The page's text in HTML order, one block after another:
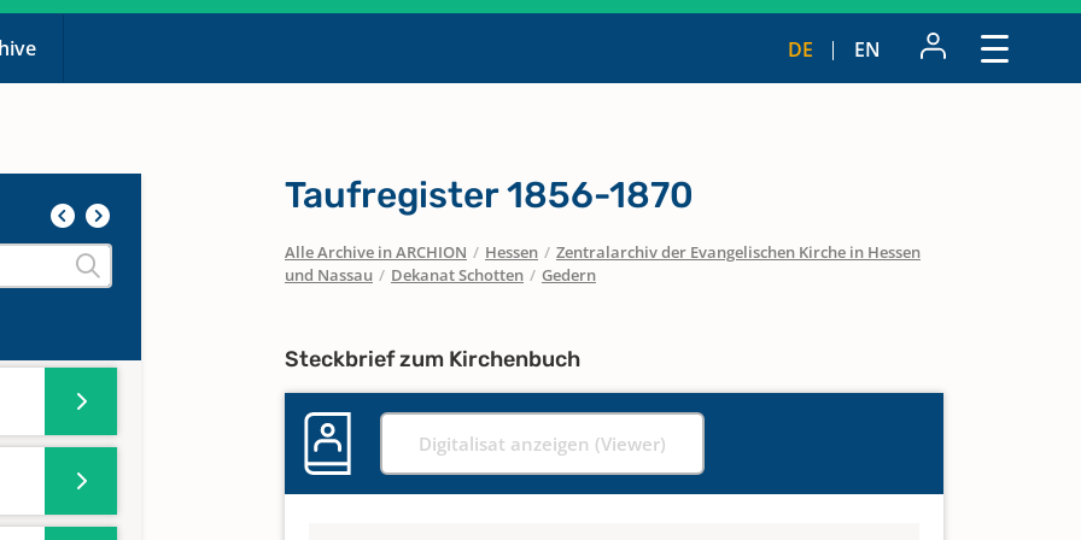
DE EN
Taufregister 1856-1870
Alle Archive in ARCHION / Hessen / Zentralarchiv der Evangelischen Kirche in Hessen
und Nassau / Dekanat Schotten / Gedern
Steckbrief zum Kirchenbuch
Digitalisat anzeigen (Viewer)